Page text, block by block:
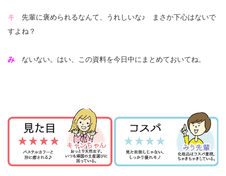
キ 先輩に褒められるなんて、うれしいな♪ まさか下心はないで
すよね？
み ないない。はい、この資料を今日中にまとめておいてね。